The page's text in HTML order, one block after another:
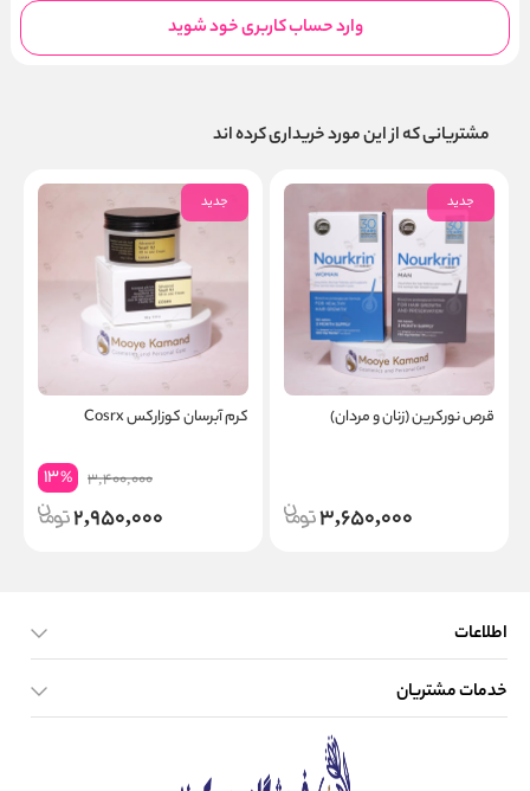
وارد حساب کاربری خود شوید
مشتریانی که از این مورد خریداری کرده اند
جدید
قرص نورکرین (زنان و مردان)
3,650,000
جدید
کرم آبرسان کوزارکس Cosrx
3,400,000
13%
2,950,000
اطلاعات
صفحه اصلی
خدمات مشتریان